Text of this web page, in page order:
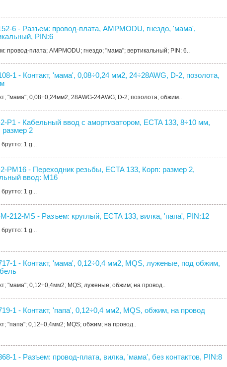
6 - Разъем: провод-плата, AMPMODU, гнездо, 'мама',
PIN:6
провод-плата; AMPMODU; гнездо; "мама"; вертикальный; PIN: 6..
1 - Контакт, 'мама', 0,08÷0,24 мм2, 24÷28AWG, D-2, позолота,
"мама"; 0,08÷0,24мм2; 28AWG-24AWG; D-2; позолота; обжим..
P1 - Кабельный ввод с амортизатором, ECTA 133, 8÷10 мм,
размер 2
1 g ..
PM16 - Переходник резьбы, ECTA 133, Корп: размер 2,
ввод: M16
1 g ..
212-MS - Разъем: круглый, ECTA 133, вилка, 'папа', PIN:12
1 g ..
1 - Контакт, 'мама', 0,12÷0,4 мм2, MQS, луженые, под обжим,
"мама"; 0,12÷0,4мм2; MQS; луженые; обжим; на провод..
1 - Контакт, 'папа', 0,12÷0,4 мм2, MQS, обжим, на провод
"папа"; 0,12÷0,4мм2; MQS; обжим; на провод..
1 - Разъем: провод-плата, вилка, 'мама', без контактов, PIN:8